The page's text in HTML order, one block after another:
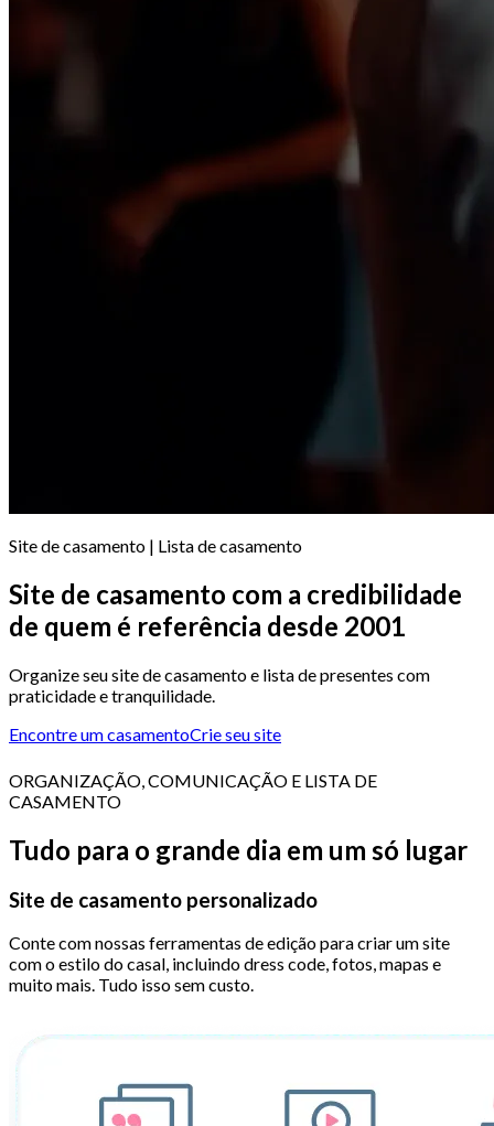
Site de casamento | Lista de casamento
Site de casamento com a credibilidade
de quem é referência desde 2001
Organize seu site de casamento e lista de presentes com
praticidade e tranquilidade.
Encontre um casamentoCrie seu site
ORGANIZAÇÃO, COMUNICAÇÃO E LISTA DE
CASAMENTO
Tudo para o grande dia em um só lugar
Site de casamento personalizado
Conte com nossas ferramentas de edição para criar um site
com o estilo do casal, incluindo dress code, fotos, mapas e
muito mais. Tudo isso sem custo.